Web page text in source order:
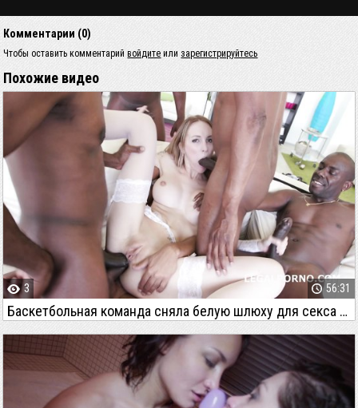
Комментарии (0)
Чтобы оставить комментарийвойдите или зарегистрируйтесь
Похожие видео
Баскетбольная команда сняла белую шлюху для секса перед игрой
56:31
3